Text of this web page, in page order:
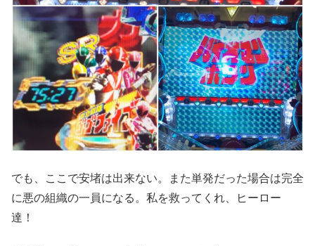
でも、ここで安堵は出来ない。また単発だった場合は完全
に悪の組織の一員になる。私を救ってくれ、ヒーロー
達！